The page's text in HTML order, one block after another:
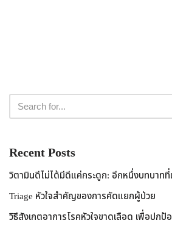
Recent Posts
วิตามินดีไม่ได้มีดีแค่กระดูก: อีกหนึ่งบทบาทที่
Triage หัวใจสำคัญของการคัดแยกผู้ป่วย
วิธีสังเกตอาการโรคหัวใจขาดเลือด เพื่อปก